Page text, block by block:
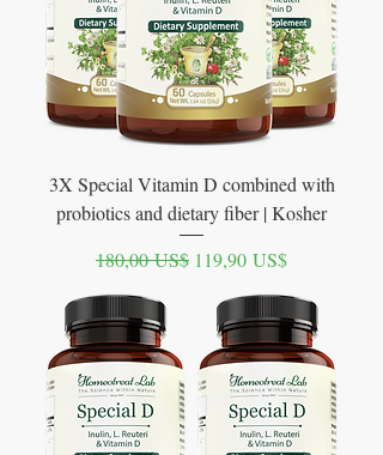
3X Special Vitamin D combined with
probiotics and dietary fiber | Kosher
Precio
180,00 US$ Precio de oferta
119,90 US$